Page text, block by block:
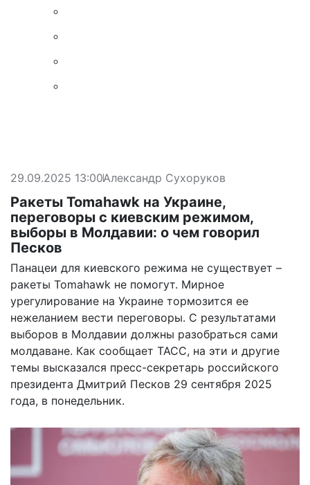
29.09.2025 13:00Александр Сухоруков
Ракеты Tomahawk на Украине,
переговоры с киевским режимом,
выборы в Молдавии: о чем говорил
Песков
Панацеи для киевского режима не существует –
ракеты Tomahawk не помогут. Мирное
урегулирование на Украине тормозится ее
нежеланием вести переговоры. С результатами
выборов в Молдавии должны разобраться сами
молдаване. Как сообщает ТАСС, на эти и другие
темы высказался пресс-секретарь российского
президента Дмитрий Песков 29 сентября 2025
года, в понедельник.